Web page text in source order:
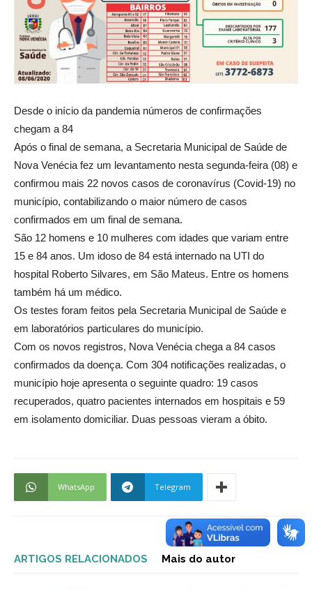
Desde o início da pandemia números de confirmações
chegam a 84
Após o final de semana, a Secretaria Municipal de Saúde de
Nova Venécia fez um levantamento nesta segunda-feira (08) e
confirmou mais 22 novos casos de coronavírus (Covid-19) no
município, contabilizando o maior número de casos
confirmados em um final de semana.
São 12 homens e 10 mulheres com idades que variam entre
15 e 84 anos. Um idoso de 84 está internado na UTI do
hospital Roberto Silvares, em São Mateus. Entre os homens
também há um médico.
Os testes foram feitos pela Secretaria Municipal de Saúde e
em laboratórios particulares do município.
Com os novos registros, Nova Venécia chega a 84 casos
confirmados da doença. Com 304 notificações realizadas, o
município hoje apresenta o seguinte quadro: 19 casos
recuperados, quatro pacientes internados em hospitais e 59
em isolamento domiciliar. Duas pessoas vieram a óbito.
WhatsApp Telegram
ARTIGOS RELACIONADOS Mais do autor